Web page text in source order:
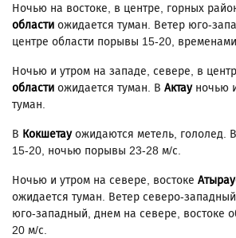
Ночью на востоке, в центре, горных
области ожидается туман. Ветер юго-
центре области порывы 15-20,
Ночью и утром на западе, севере, в
области ожидается туман. В Актауночью
туман.
В Кокшетауожидаются метель, гололед.
15-20, ночью порывы 23-28 м/с.
Ночью и утром на севере, востоке
ожидается туман. Ветер северо-
юго-западный, днем на севере, востоке
20 м/с.